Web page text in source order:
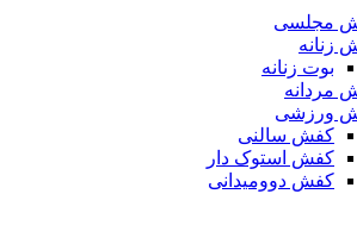
مجلسی
زنانه
بوت زنانه
مردانه
ورزشی
کفش سالنی
کفش استوک دار
کفش دوومیدانی